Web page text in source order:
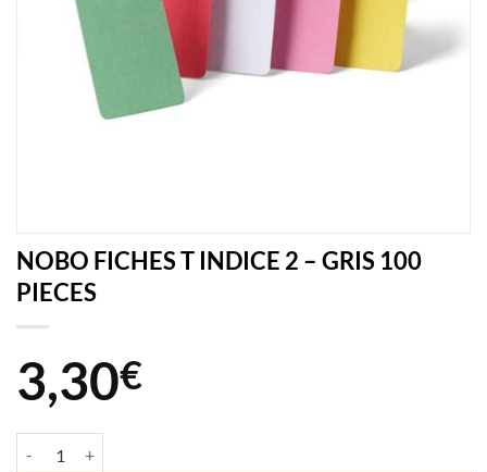
NOBO FICHES T INDICE 2 – GRIS 100
PIECES
3,30€